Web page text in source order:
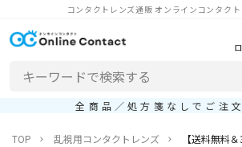
コンタクトレンズ通販 オンラインコンタク
全商品／処方箋なしでご注文
TOP 乱視用コンタクトレンズ 【送料無料